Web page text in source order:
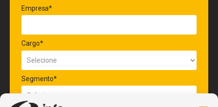
Empresa*
Cargo*
Segmento*